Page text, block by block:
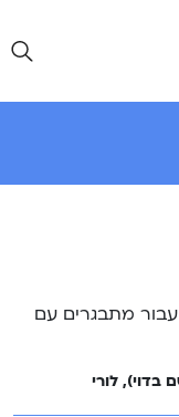
מתבגרים עם
לורי